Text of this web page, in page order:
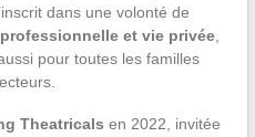
dans une volonté de
et vie privée,
pour toutes les familles
Theatricals en 2022, invitée